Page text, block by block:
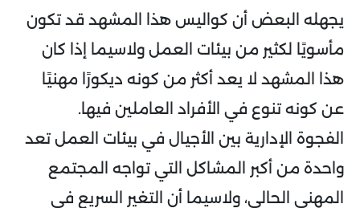
يجهله البعض أن كواليس هذا المشهد قد تكون
مأسويًا لكثير من بيئات العمل ولاسيما إذا كان
هذا المشهد لا يعد أكثر من كونه ديكورًا مهنيًا
عن كونه تنوع في الأفراد العاملين فيها.
الفجوة الإدارية بين الأجيال في بيئات العمل تعد
واحدة من أكبر المشاكل التي تواجه المجتمع
المهني الحالي، ولاسيما أن التغير السريع في